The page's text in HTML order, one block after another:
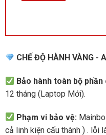
CHẾ ĐỘ HÀNH VÀNG -
Bảo hành toàn bộ phần
12 tháng (Laptop Mới).
Phạm vi bảo vệ:
cả linh kiện cấu thành ) . lỗi